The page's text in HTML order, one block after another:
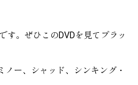
す。ぜひこのDVDを見てプラッ
ー、シャッド、シンキング・